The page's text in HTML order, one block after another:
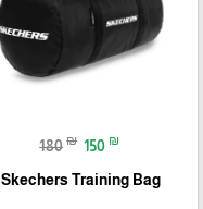
180 ₪ 150 ₪
Skechers Training Bag